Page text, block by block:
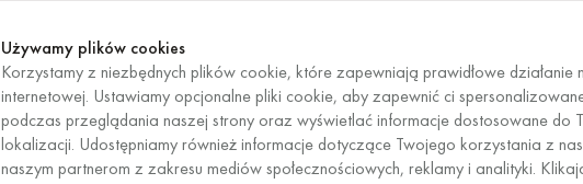
PL/EURWYBÓR
Używamy plików cookies
Korzystamy z niezbędnych plików cookie, które zapewniają prawidłowe działanie
internetowej. Ustawiamy opcjonalne pliki cookie, aby zapewnić ci
podczas przeglądania naszej strony oraz wyświetlać informacje dostosowane do
lokalizacji. Udostępniamy również informacje dotyczące Twojego korzystania z
naszym partnerom z zakresu mediów społecznościowych, reklamy i analityki.